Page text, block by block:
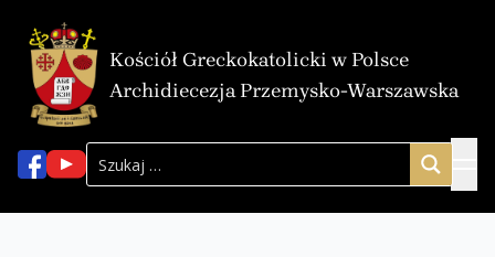
Kościół Greckokatolicki w Polsce
Archidiecezja Przemysko-Warszawska